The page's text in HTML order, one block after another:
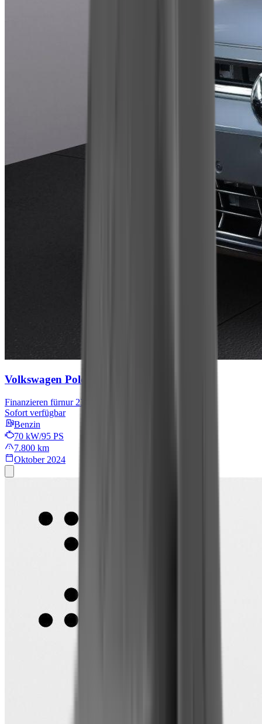
Volkswagen Polo
Finanzieren fürnur 239 € mtl.
Sofort verfügbar
Benzin
70 kW/95 PS
7.800 km
Oktober 2024